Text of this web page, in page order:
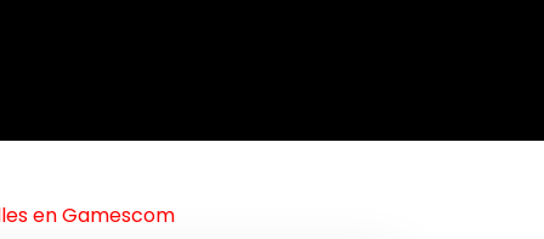
en Gamescom